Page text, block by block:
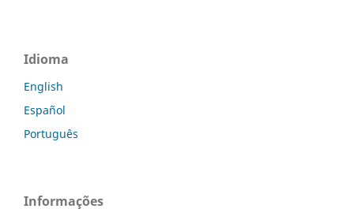
Idioma
English
Español
Português
Informações